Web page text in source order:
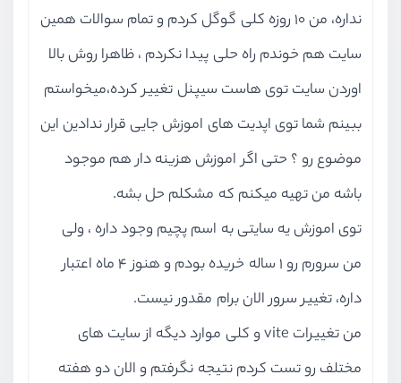
نداره، من 10 روزه کلی گوگل کردم و تمام سوالات همین
سایت هم خوندم راه حلی پیدا نکردم ، ظاهرا روش بالا
اوردن سایت توی هاست سیپنل تغییر کرده،میخواستم
ببینم شما توی اپدیت های اموزش جایی قرار ندادین این
موضوع رو ؟ حتی اگر اموزش هزینه دار هم موجود
باشه من تهیه میکنم که مشکلم حل بشه.
توی اموزش یه سایتی به اسم پچیم وجود داره ، ولی
من سرورم رو 1 ساله خریده بودم و هنوز 4 ماه اعتبار
داره، تغییر سرور الان برام مقدور نیست.
من تغییرات vite و کلی موارد دیگه از سایت های
مختلف رو تست کردم نتیجه نگرفتم و الان دو هفته